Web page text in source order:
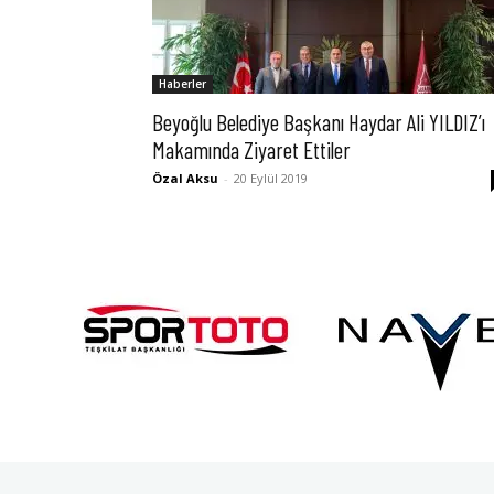
Haberler
Beyoğlu Belediye Başkanı Haydar Ali YILDIZ’ı
Makamında Ziyaret Ettiler
Özal Aksu - 20 Eylül 2019